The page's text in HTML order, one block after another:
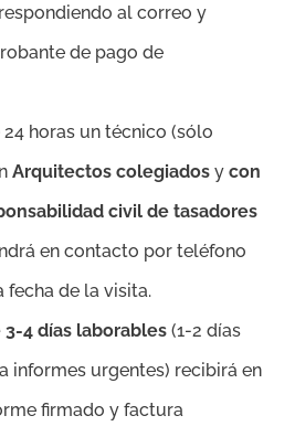
al correo y
de pago de
24 horas un técnico (sólo
Arquitectos colegiados y con
civil de tasadores
en contacto por teléfono
fecha de la visita.
3-4 días laborables (1-2 días
informes urgentes) recibirá en
firmado y factura